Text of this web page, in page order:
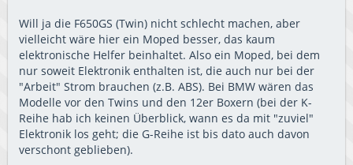
Will ja die F650GS (Twin) nicht schlecht machen, aber
vielleicht wäre hier ein Moped besser, das kaum
elektronische Helfer beinhaltet. Also ein Moped, bei dem
nur soweit Elektronik enthalten ist, die auch nur bei der
"Arbeit" Strom brauchen (z.B. ABS). Bei BMW wären das
Modelle vor den Twins und den 12er Boxern (bei der K-
Reihe hab ich keinen Überblick, wann es da mit "zuviel"
Elektronik los geht; die G-Reihe ist bis dato auch davon
verschont geblieben).